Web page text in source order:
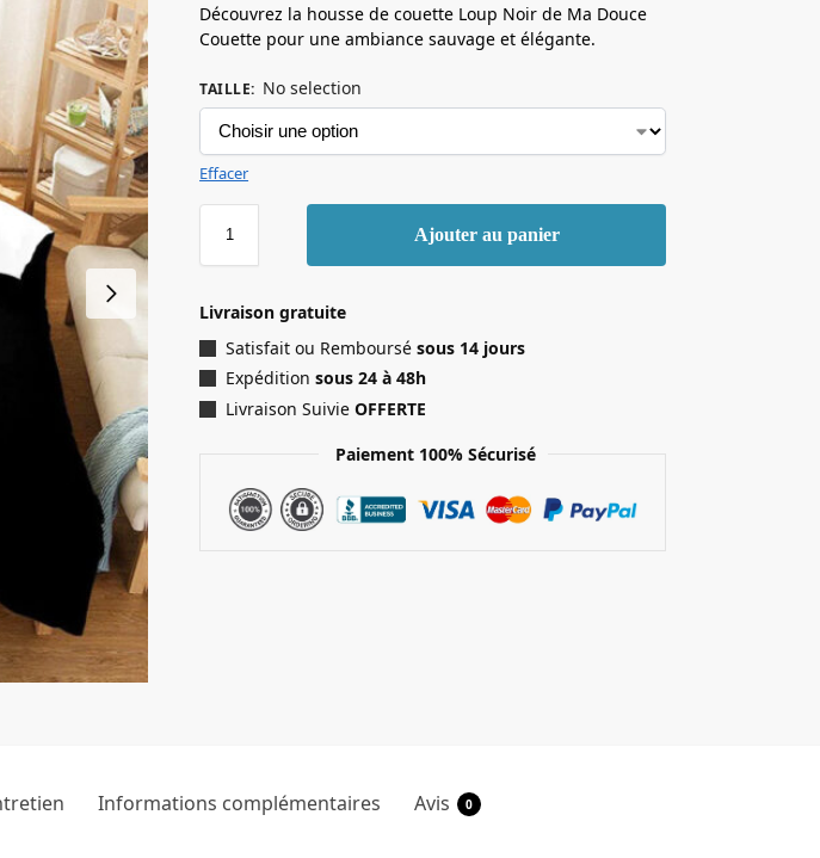
Découvrez la housse de couette Loup Noir de Ma Douce
Couette pour une ambiance sauvage et élégante.
TAILLE: No selection
Effacer
Ajouter au panier
Livraison gratuite
Satisfait ou Remboursésous 14 jours
Expédition sous 24 à 48h
Livraison SuivieOFFERTE
Paiement 100% Sécurisé
Informations complémentaires Avis 0